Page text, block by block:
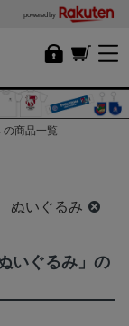
powered by
の商品一覧
ぬいぐるみ
いぐるみ」の